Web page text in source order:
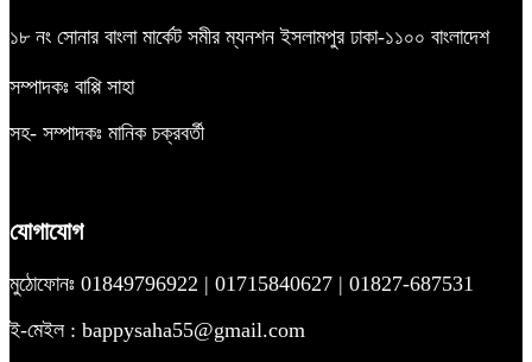
১৮ নং সোনার বাংলা মার্কেট সমীর ম্যনশন ইসলামপুর ঢাকা-১১০০ বাংলাদেশ
সম্পাদকঃ বাপ্পি সাহা
সহ- সম্পাদকঃ মানিক চক্রবর্তী
যোগাযোগ
মুঠোফোনঃ 01849796922 | 01715840627 | 01827-687531
ই-মেইল : bappysaha55@gmail.com